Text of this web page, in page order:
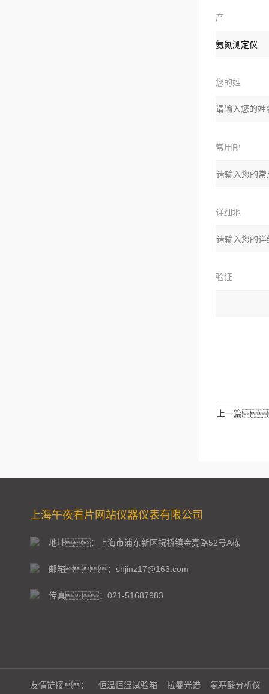
产
品
您的姓
名：
常用邮
箱：
详细地
址：
验证
如：三加
上一篇
上海午夜看片网站仪器仪表有限公司
地址：上海市浦东新区祝桥镇金亮路52号A栋
邮箱：shjinz17@163.com
传真：021-51687983
友情链接： 恒温恒湿试验箱 拉曼光谱 氨基酸分析仪